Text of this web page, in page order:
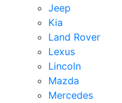
Jeep
Kia
Land Rover
Lexus
Lincoln
Mazda
Mercedes